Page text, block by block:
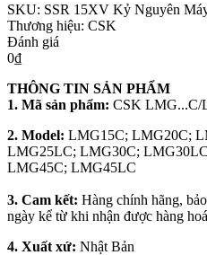
SKU: SSR 15XV Kỷ Nguyên
Thương hiệu: CSK
Đánh giá
0₫
THÔNG TIN SẢN PHẨM
1. Mã sản phẩm: CSK LMG...C/
2. Model: LMG15C; LMG20C;
LMG25LC; LMG30C;
LMG45C; LMG45LC
3. Cam kết: Hàng chính hãng,
ngày kể từ khi nhận được hàng
4. Xuất xứ: Nhật Bản